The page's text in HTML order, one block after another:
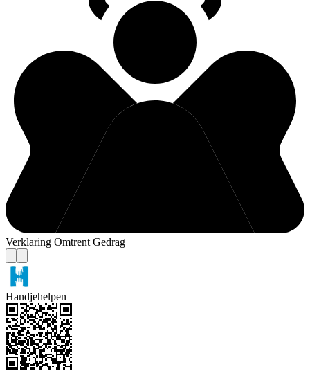
Verklaring Omtrent Gedrag
Handjehelpen